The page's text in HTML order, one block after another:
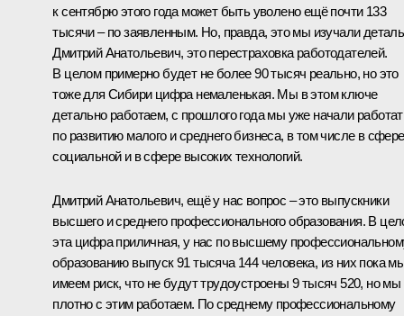
к сентябрю этого года может быть уволено ещё почти 133
тысячи – по заявленным. Но, правда, это мы изучали
Дмитрий Анатольевич, это перестраховка работодателей.
В целом примерно будет не более 90 тысяч реально, но это
тоже для Сибири цифра немаленькая. Мы в этом ключе
детально работаем, с прошлого года мы уже начали
по развитию малого и среднего бизнеса, в том числе в сфере
социальной и в сфере высоких технологий.
Дмитрий Анатольевич, ещё у нас вопрос – это выпускники
высшего и среднего профессионального образования. В
эта цифра приличная, у нас по высшему
образованию выпуск 91 тысяча 144 человека, из них пока
имеем риск, что не будут трудоустроены 9 тысяч 520, но мы
плотно с этим работаем. По среднему профессиональному